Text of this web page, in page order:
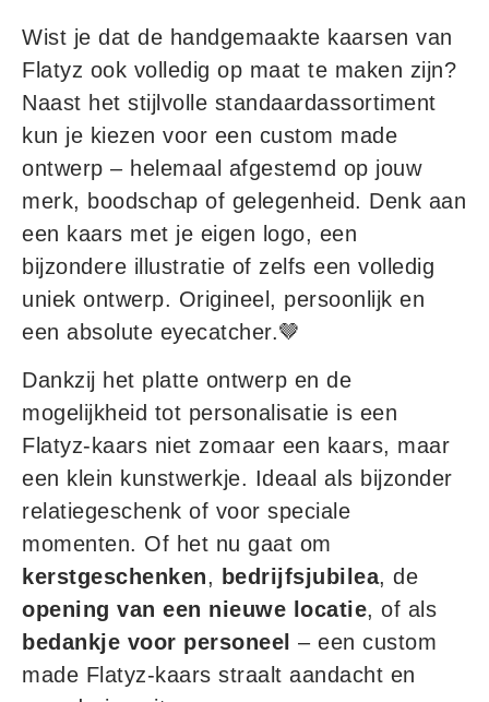
Wist je dat de handgemaakte kaarsen van
Flatyz ook volledig op maat te maken zijn?
Naast het stijlvolle standaardassortiment
kun je kiezen voor een custom made
ontwerp – helemaal afgestemd op jouw
merk, boodschap of gelegenheid. Denk aan
een kaars met je eigen logo, een
bijzondere illustratie of zelfs een volledig
uniek ontwerp. Origineel, persoonlijk en
een absolute eyecatcher.🤎
Dankzij het platte ontwerp en de
mogelijkheid tot personalisatie is een
Flatyz-kaars niet zomaar een kaars, maar
een klein kunstwerkje. Ideaal als bijzonder
relatiegeschenk of voor speciale
momenten. Of het nu gaat om
kerstgeschenken, bedrijfsjubilea, de
opening van een nieuwe locatie, of als
bedankje voor personeel – een custom
made Flatyz-kaars straalt aandacht en